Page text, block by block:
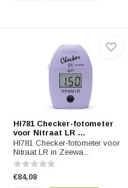
HI781 Checker-fotometer
voor Nitraat LR ...
HI781 Checker-fotometer voor
Nitraat LR in Zeewa...
€84,08